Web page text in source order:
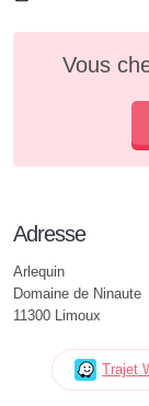
Vous
Adresse
Arlequin
Domaine de Ninaute
11300 Limoux
Trajet